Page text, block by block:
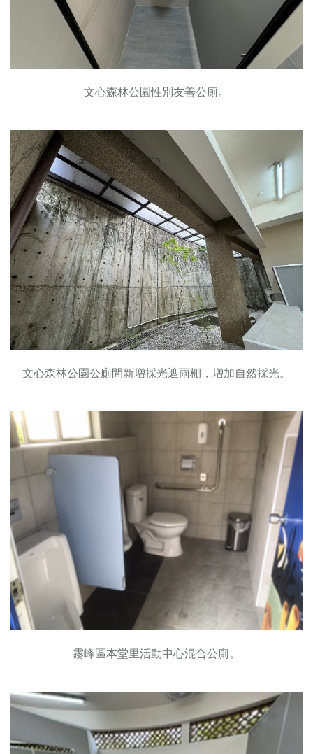
文心森林公園性別友善公廁。
文心森林公園公廁間新增採光遮雨棚，增加自然採光。
霧峰區本堂里活動中心混合公廁。